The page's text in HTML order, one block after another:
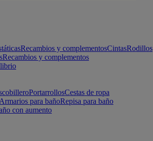
Recambios y complementosCintasRodillos
Recambios y complementos
PortarrollosCestas de ropa
Armarios para bañoRepisa para baño
con aumento